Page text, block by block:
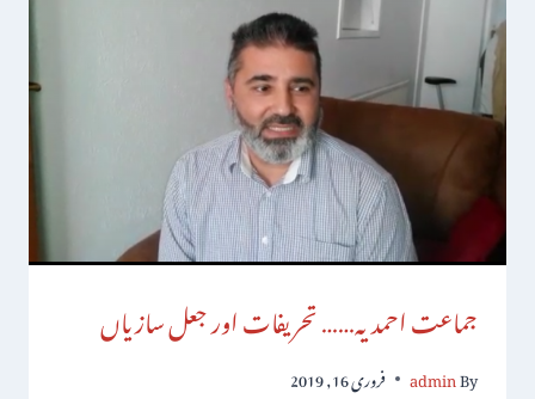
جماعت احمدیہ…… تحریفات اور جعل سازیاں
By
admin فروری 16, 2019